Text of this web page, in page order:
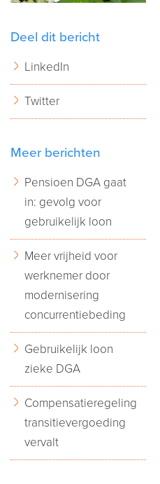
Deel dit bericht
LinkedIn
Twitter
Meer berichten
Pensioen DGA gaat
in: gevolg voor
gebruikelijk loon
Meer vrijheid voor
werknemer door
modernisering
concurrentiebeding
Gebruikelijk loon
zieke DGA
Compensatieregeling
transitievergoeding
vervalt